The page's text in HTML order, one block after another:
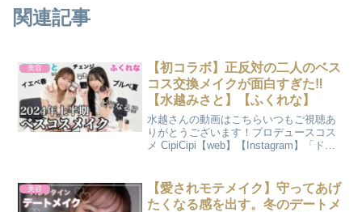
関連記事
美容
【初コラボ】正反対の二人のベス
コス交換メイクが面白すぎた‼︎
【水越みさと】【ふくれな】
水越さんの動画はこちらいつもご視聴あ
りがとうございます！プロデュースコス
メ CipiCipi【web】【Instagram】「ドブ
美容
【愛されモテメイク】守ってあげ
たくなる感を出す。冬のデートメ